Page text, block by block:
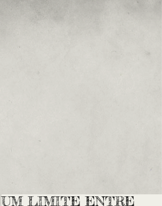
UM LIMITE ENTRE